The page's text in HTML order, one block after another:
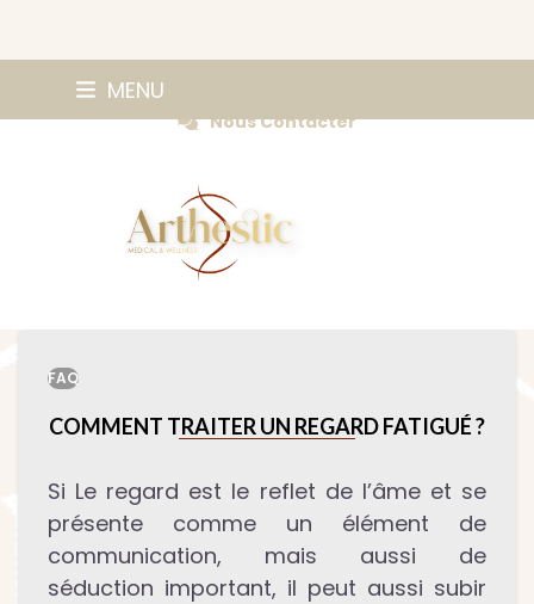
MENU
Nous Contacter
FAQ
COMMENT TRAITER UN REGARD FATIGUÉ ?
Si Le regard est le reflet de l’âme et se
présente comme un élément de
communication, mais aussi de
séduction important, il peut aussi subir